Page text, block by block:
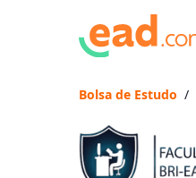
Bolsa de Estudo /